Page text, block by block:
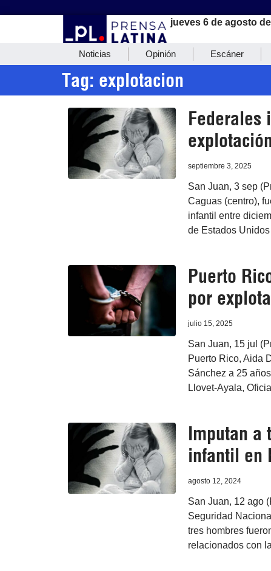
jueves 6 de agosto
Noticias Opinión Escáner
Tag: explotacion
Federales
septiembre 3, 2025
San Juan, 3 sep
Caguas (centro),
infantil entre
de Estados
Puerto
por
julio 15, 2025
San Juan, 15 jul
Puerto Rico, Aida
Sánchez a 25
Llovet-Ayala,
Imputan a
infantil en
agosto 12, 2024
San Juan, 12 ago
Seguridad
tres hombres
relacionados con